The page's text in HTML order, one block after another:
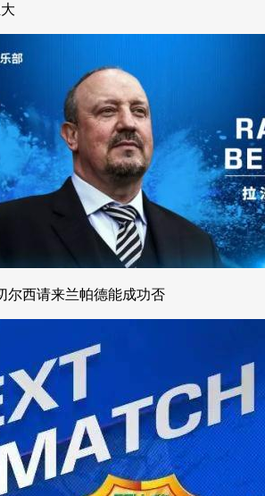
尔西请来兰帕德能成功否